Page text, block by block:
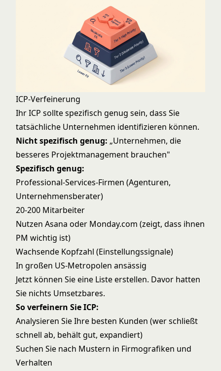
ICP-Verfeinerung
Ihr ICP sollte spezifisch genug sein, dass Sie
tatsächliche Unternehmen identifizieren können.
Nicht spezifisch genug: „Unternehmen, die
besseres Projektmanagement brauchen"
Spezifisch genug:
Professional-Services-Firmen (Agenturen,
Unternehmensberater)
20-200 Mitarbeiter
Nutzen Asana oder Monday.com (zeigt, dass ihnen
PM wichtig ist)
Wachsende Kopfzahl (Einstellungssignale)
In großen US-Metropolen ansässig
Jetzt können Sie eine Liste erstellen. Davor hatten
Sie nichts Umsetzbares.
So verfeinern Sie ICP:
Analysieren Sie Ihre besten Kunden (wer schließt
schnell ab, behält gut, expandiert)
Suchen Sie nach Mustern in Firmografiken und
Verhalten